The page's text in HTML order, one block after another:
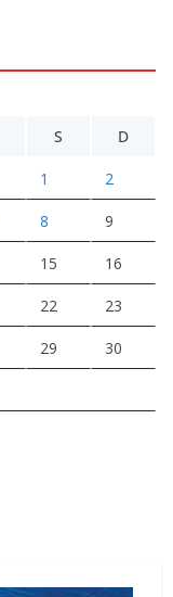
S D
1 2
8 9
15 16
22 23
29 30